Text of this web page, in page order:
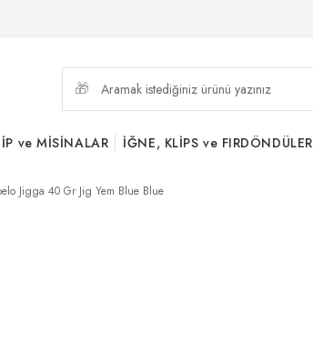
İP ve MİSİNALAR İĞNE, KLİPS ve FIRDÖNDÜLER
Jigga 40 Gr Jig Yem Blue Blue